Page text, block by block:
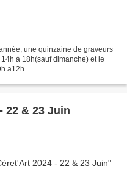
une quinzaine de graveurs
à 18h(sauf dimanche) et le
a12h
22 & 23 Juin